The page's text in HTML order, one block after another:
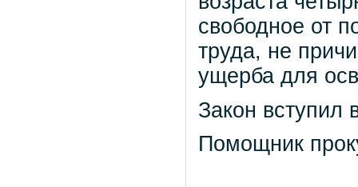
свободное от
труда, не
ущерба для
Закон вступил
Помощник